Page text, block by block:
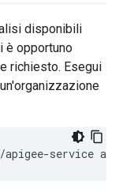
disponibili
è opportuno
richiesto. Esegui
service